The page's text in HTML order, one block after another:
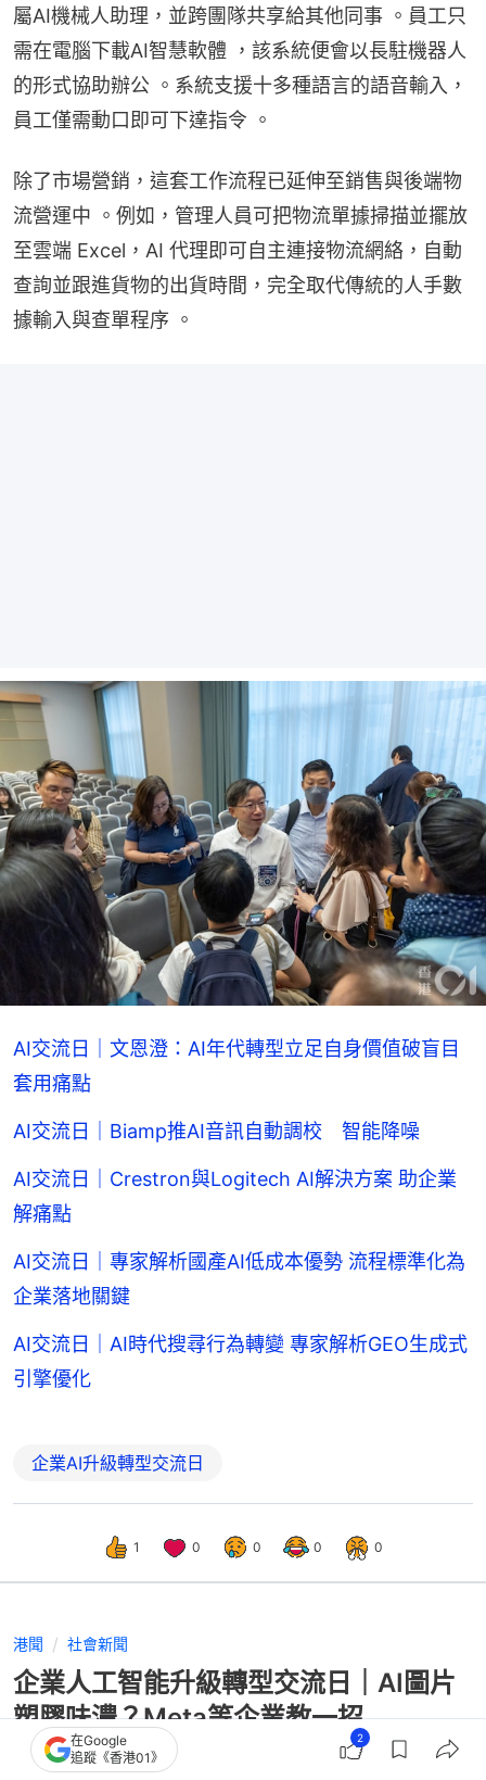
屬AI機械人助理，並跨團隊共享給其他同事 。員工只
需在電腦下載AI智慧軟體 ，該系統便會以長駐機器人
的形式協助辦公 。系統支援十多種語言的語音輸入，
員工僅需動口即可下達指令 。
除了市場營銷，這套工作流程已延伸至銷售與後端物
流營運中 。例如，管理人員可把物流單據掃描並擺放
至雲端 Excel，AI 代理即可自主連接物流網絡，自動
查詢並跟進貨物的出貨時間，完全取代傳統的人手數
據輸入與查單程序 。
AI交流日｜文恩澄：AI年代轉型立足自身價值破盲目
套用痛點
AI交流日｜Biamp推AI音訊自動調校 智能降噪
AI交流日｜Crestron與Logitech AI解決方案 助企業
解痛點
AI交流日｜專家解析國產AI低成本優勢 流程標準化為
企業落地關鍵
AI交流日｜AI時代搜尋行為轉變 專家解析GEO生成式
引擎優化
企業AI升級轉型交流日
1 0 0 0 0
港聞 社會新聞
企業人工智能升級轉型交流日｜AI圖片
塑膠味濃？Meta等企業教一招
在Google
追蹤《香港01》
2